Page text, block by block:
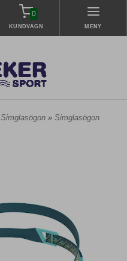
0
KUNDVAGN MENY
Simglasögon » Simglasögon